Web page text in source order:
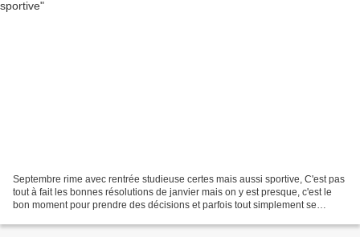
Septembre rime avec rentrée studieuse certes mais aussi sportive, C'est pas
tout à fait les bonnes résolutions de janvier mais on y est presque, c'est le
bon moment pour prendre des décisions et parfois tout simplement se